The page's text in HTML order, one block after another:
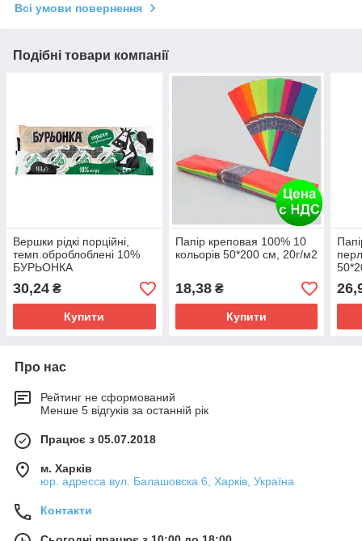
Всі умови повернення
Подібні товари компанії
Вершки рідкі порційні,
темп.оброблоблені 10%
БУРЬОНКА
30,24 ₴
Купити
Папір креповая 100% 10
кольорів 50*200 см, 20г/м2
18,38₴
Купити
Про нас
Рейтинг не сформований
Менше 5 відгуків за останній рік
Працює з 05.07.2018
м. Харків
юр. адресса вул. Балашовска 6, Харків, Україна
Контакти